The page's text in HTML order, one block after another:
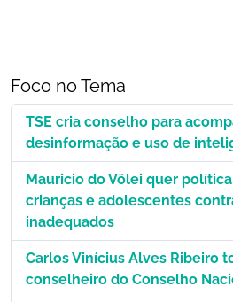
Foco no Tema
TSE cria conselho para
desinformação e uso de
Mauricio do Vôlei quer
crianças e adolescentes
inadequados
Carlos Vinícius Alves Ribeiro
conselheiro do Conselho